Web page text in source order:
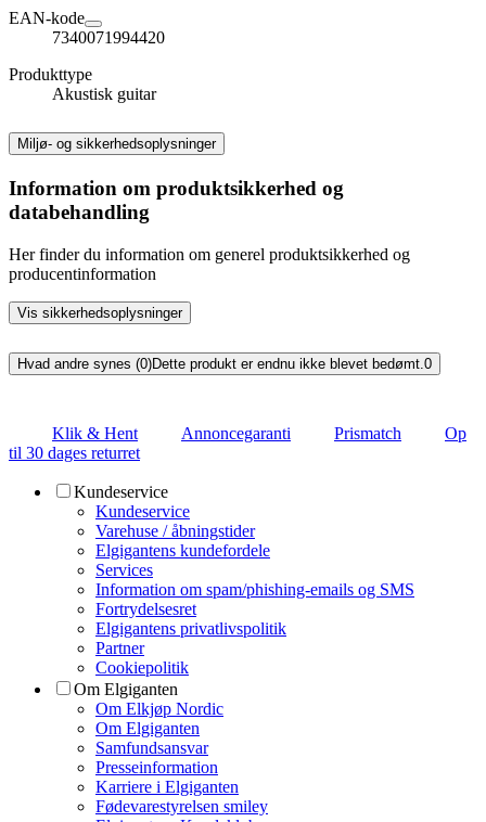
EAN-kode
7340071994420
Produkttype
Akustisk guitar
Miljø- og sikkerhedsoplysninger
Information om produktsikkerhed og
databehandling
Her finder du information om generel produktsikkerhed og
producentinformation
Vis sikkerhedsoplysninger
Hvad andre synes (0)Dette produkt er endnu ikke blevet bedømt. 0
Klik & Hent Annoncegaranti Prismatch
Op
til 30 dages returret
Kundeservice
Kundeservice
Varehuse / åbningstider
Elgigantens kundefordele
Services
Information om spam/phishing-emails og SMS
Fortrydelsesret
Elgigantens privatlivspolitik
Partner
Cookiepolitik
Om Elgiganten
Om Elkjøp Nordic
Om Elgiganten
Samfundsansvar
Presseinformation
Karriere i Elgiganten
Fødevarestyrelsen smiley